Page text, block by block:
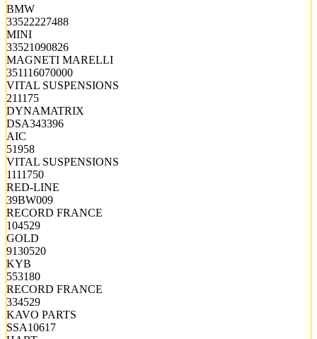
BMW
33522227488
MINI
33521090826
MAGNETI MARELLI
351116070000
VITAL SUSPENSIONS
211175
DYNAMATRIX
DSA343396
AIC
51958
VITAL SUSPENSIONS
1111750
RED-LINE
39BW009
RECORD FRANCE
104529
GOLD
9130520
KYB
553180
RECORD FRANCE
334529
KAVO PARTS
SSA10617